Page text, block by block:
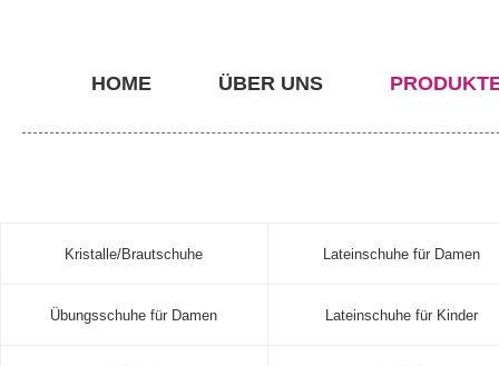
HOME ÜBER UNS
Kristalle/Brautschuhe Lateinschuhe für Damen
Übungsschuhe für Damen Lateinschuhe für Kinder